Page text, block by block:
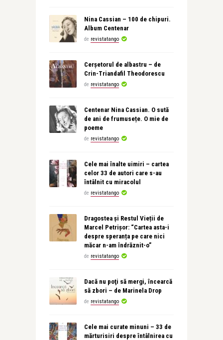
Nina Cassian – 100 de chipuri.
Album Centenar
de revistatango
Cerșetorul de albastru – de
Crin-Triandafil Theodorescu
de revistatango
Centenar Nina Cassian. O sută
de ani de frumusețe. O mie de
poeme
de revistatango
Cele mai înalte uimiri – cartea
celor 33 de autori care s-au
întâlnit cu miracolul
de revistatango
Dragostea și Restul Vieții de
Marcel Petrișor: “Cartea asta-i
despre speranța pe care nici
măcar n-am îndrăznit-o”
de revistatango
Dacă nu poţi să mergi, încearcă
să zbori – de Marinela Drop
de revistatango
Cele mai curate minuni – 33 de
mărturisiri despre întâlnirea cu